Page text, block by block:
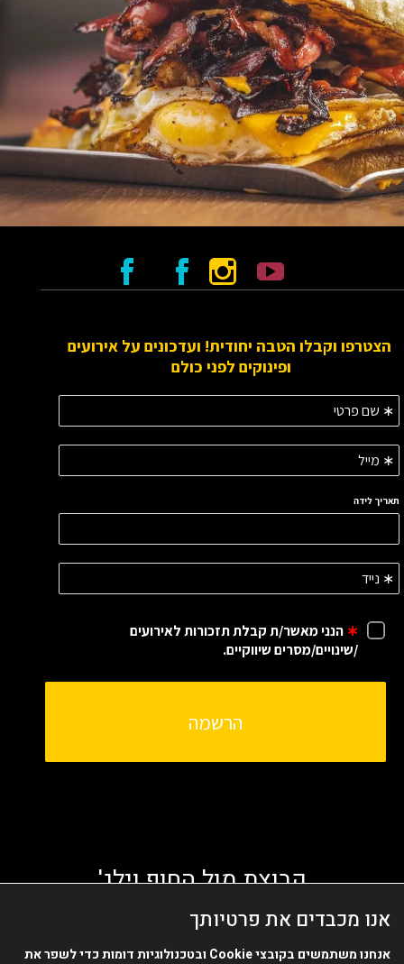
קבוצת מול החוף וילג'
אנו מכבדים את פרטיותך
אנחנו משתמשים בקובציCookie ובטכנולוגיות דומות כדי לשפר את